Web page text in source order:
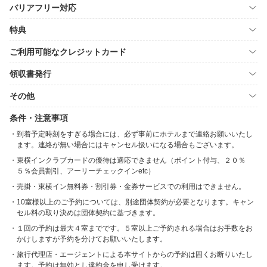
バリアフリー対応
特典
ご利用可能なクレジットカード
領収書発行
その他
条件・注意事項
到着予定時刻をすぎる場合には、必ず事前にホテルまで連絡お願いいたし
ます。連絡が無い場合にはキャンセル扱いになる場合もございます。
東横インクラブカードの優待は適応できません（ポイント付与、２０％
５％会員割引、アーリーチェックインetc）
売掛・東横イン無料券・割引券・金券サービスでの利用はできません。
10室様以上のご予約については、別途団体契約が必要となります。キャン
セル料の取り決めは団体契約に基づきます。
１回の予約は最大４室までです。５室以上ご予約される場合はお手数をお
かけしますが予約を分けてお願いいたします。
旅行代理店・エージェントによる本サイトからの予約は固くお断りいたし
ます。予約は無効とし違約金を申し受けます。